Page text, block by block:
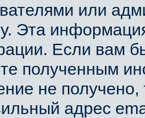
или
Эта
Если вам
полученным
не получено,
адрес